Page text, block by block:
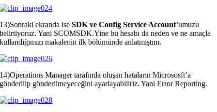
13)Sonraki ekranda iseSDK ve Config Service Account’umuzu
belirtiyoruz. Yani SCOMSDK.Yine bu hesabı da neden ve ne amaçla
kullandığımızı makalenin ilk bölümünde anlatmıştım.
14)Operations Manager tarafında oluşan hataların Micrososft’a
gönderilip gönderilmeyeceğini ayarlayabiliriz. Yani Error Reporting.